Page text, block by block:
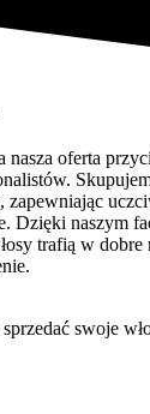
nasza oferta
zapewniając
Dzięki naszym
trafią w dobre
swoje